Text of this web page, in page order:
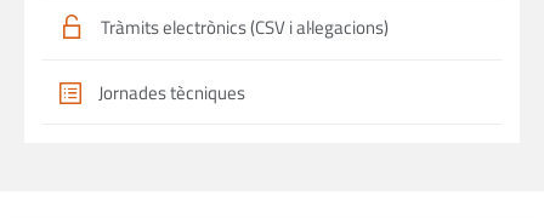
Tràmits electrònics (CSV i al·legacions)
Jornades tècniques